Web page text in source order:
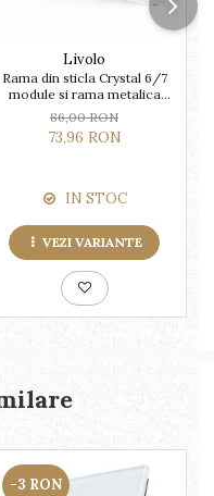
Livolo
Rama din sticla Crystal 6/7
module si rama metalica
Livolo, standard Italian
86,00 RON
73,96 RON
IN STOC
VEZI VARIANTE
-3 RON